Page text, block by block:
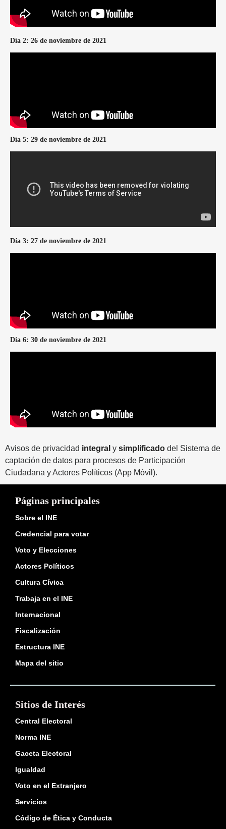
Día 2: 26 de noviembre de 2021
Día 5: 29 de noviembre de 2021
Día 3: 27 de noviembre de 2021
Día 6: 30 de noviembre de 2021
Avisos de privacidad integral y simplificado del Sistema de
captación de datos para procesos de Participación
Ciudadana y Actores Políticos (App Móvil).
Páginas principales
Sobre el INE
Credencial para votar
Voto y Elecciones
Actores Políticos
Cultura Cívica
Trabaja en el INE
Internacional
Fiscalización
Estructura INE
Mapa del sitio
Sitios de Interés
Central Electoral
Norma INE
Gaceta Electoral
Igualdad
Voto en el Extranjero
Servicios
Código de Ética y Conducta